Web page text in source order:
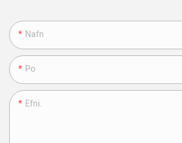
Nafn
Po
Efni.